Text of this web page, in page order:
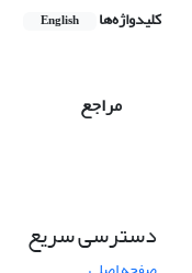
کلیدواژه‌ها English
مراجع
دسترسی سریع